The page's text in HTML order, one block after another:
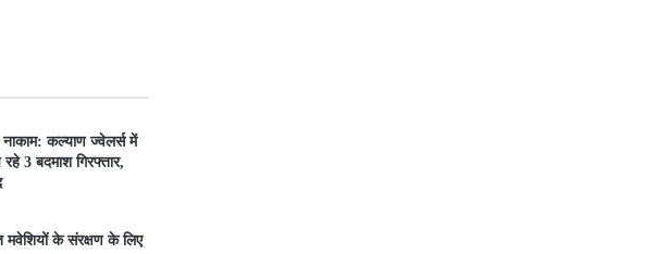
नाकाम: कल्याण ज्वेलर्स में
3 बदमाश गिरफ्तार,
मवेशियों के संरक्षण के लिए